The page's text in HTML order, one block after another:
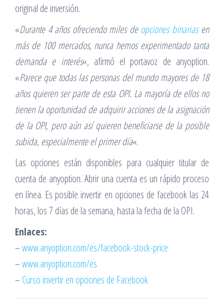
original de inversión.
«Durante 4 años ofreciendo miles deopciones binariasen
más de 100 mercados, nunca hemos experimentado tanta
demanda e interés«, afirmó el portavoz de anyoption.
«Parece que todas las personas del mundo mayores de 18
años quieren ser parte de esta OPI. La mayoría de ellos no
tienen la oportunidad de adquirir acciones de la asignación
de la OPI, pero aún así quieren beneficiarse de la posible
subida, especialmente el primer día«.
Las opciones están disponibles para cualquier titular de
cuenta de anyoption. Abrir una cuenta es un rápido proceso
en línea. Es posible invertir en opciones de facebook las 24
horas, los 7 días de la semana, hasta la fecha de la OPI.
Enlaces:
–www.anyoption.com/es/facebook-stock-price
–www.anyoption.com/es
–Curso invertir en opciones de Facebook